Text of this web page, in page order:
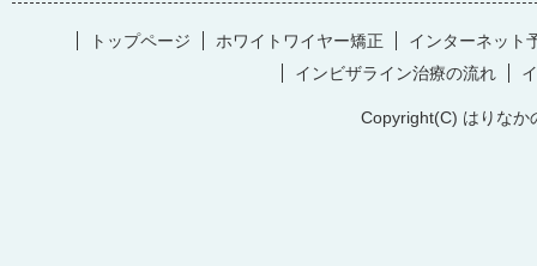
トップページ ホワイトワイヤー矯正
インターネット
インビザライン治療の流れ
Copyright(C) はりなか